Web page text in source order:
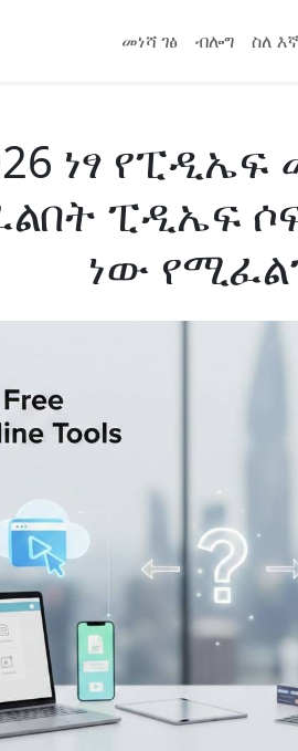
መነሻ ገፅ ብሎግ ስለ እኛ
ነፃ
ፒዲኤፍ
ነው